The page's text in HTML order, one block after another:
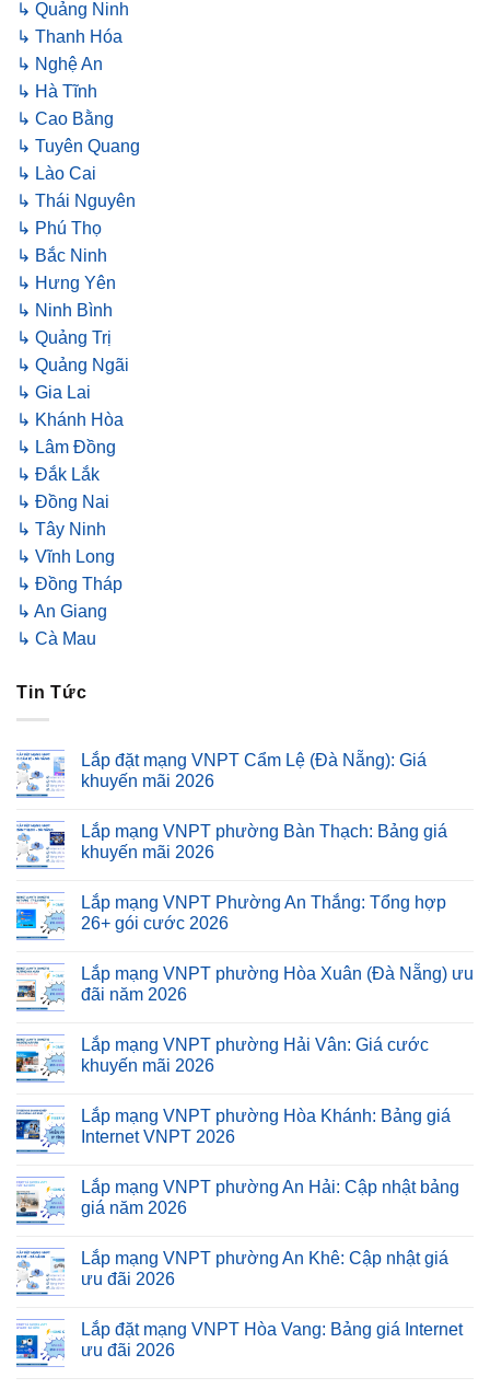
↳ Quảng Ninh
↳ Thanh Hóa
↳ Nghệ An
↳ Hà Tĩnh
↳ Cao Bằng
↳ Tuyên Quang
↳ Lào Cai
↳ Thái Nguyên
↳ Phú Thọ
↳ Bắc Ninh
↳ Hưng Yên
↳ Ninh Bình
↳ Quảng Trị
↳ Quảng Ngãi
↳ Gia Lai
↳ Khánh Hòa
↳ Lâm Đồng
↳ Đắk Lắk
↳ Đồng Nai
↳ Tây Ninh
↳ Vĩnh Long
↳ Đồng Tháp
↳ An Giang
↳ Cà Mau
Tin Tức
Lắp đặt mạng VNPT Cẩm Lệ (Đà Nẵng): Giá
khuyến mãi 2026
Lắp mạng VNPT phường Bàn Thạch: Bảng giá
khuyến mãi 2026
Lắp mạng VNPT Phường An Thắng: Tổng hợp
26+ gói cước 2026
Lắp mạng VNPT phường Hòa Xuân (Đà Nẵng) ưu
đãi năm 2026
Lắp mạng VNPT phường Hải Vân: Giá cước
khuyến mãi 2026
Lắp mạng VNPT phường Hòa Khánh: Bảng giá
Internet VNPT 2026
Lắp mạng VNPT phường An Hải: Cập nhật bảng
giá năm 2026
Lắp mạng VNPT phường An Khê: Cập nhật giá
ưu đãi 2026
Lắp đặt mạng VNPT Hòa Vang: Bảng giá Internet
ưu đãi 2026